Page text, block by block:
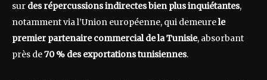
sur des répercussions indirectes bien plus inquiétantes,
notamment via l’Union européenne, qui demeurele
premier partenaire commercial de la Tunisie, absorbant
près de70 % des exportations tunisiennes.